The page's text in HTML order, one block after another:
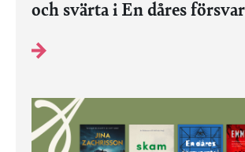
och svärta i En dåres